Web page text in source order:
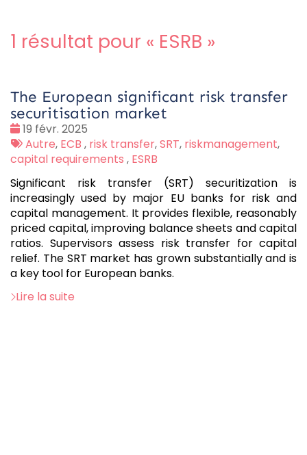
1 résultat pour « ESRB »
The European significant risk transfer
securitisation market
Date
:
19 févr. 2025
Tags
:
Autre, ECB , risk transfer,SRT, riskmanagement,
capital requirements , ESRB
Significant risk transfer (SRT) securitization is
increasingly used by major EU banks for risk and
capital management. It provides flexible, reasonably
priced capital, improving balance sheets and capital
ratios. Supervisors assess risk transfer for capital
relief. The SRT market has grown substantially and is
a key tool for European banks.
Lire la suite